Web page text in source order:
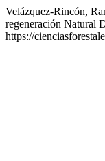
Velázquez-Rincón,
regeneración Natural
https://